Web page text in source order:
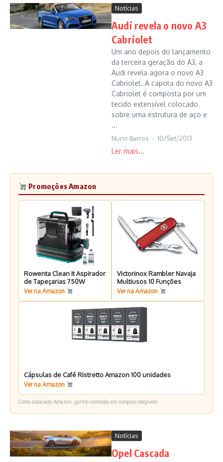
Notícias
Audi revela o novo A3
Cabriolet
Um ano depois do lançamento
da terceira geração do A3, a
Audi revela agora o novo A3
Cabriolet. A capota do novo A3
Cabriolet é composta por um
tecido extensível colocado
sobre uma estrutura de aço e
...
Nuno Barros 10/Set/2013
Promoções Amazon
Rowenta Clean It Aspirador
de Tapeçarias 750W
Ver na Amazon
Victorinox Rambler Navaja
Multiusos 10 Funções
Ver na Amazon
Cápsulas de Café Ristretto Amazon 100 unidades
Ver na Amazon
Como associado Amazon, ganho comissão em compras elegíveis.
Notícias
Opel Cascada